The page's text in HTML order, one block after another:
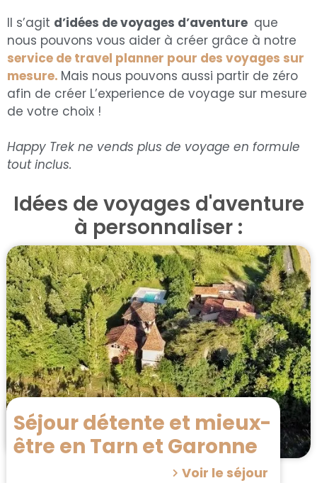
Il s’agit d’idées de voyages d’aventure que
nous pouvons vous aider à créer grâce à notre
service de travel planner pour des voyages sur
mesure. Mais nous pouvons aussi partir de zéro
afin de créer L’experience de voyage sur mesure
de votre choix !
Happy Trek ne vends plus de voyage en formule
tout inclus.
Idées de voyages d'aventure
à personnaliser :
Séjour détente et mieux-
être en Tarn et Garonne
Voir le séjour